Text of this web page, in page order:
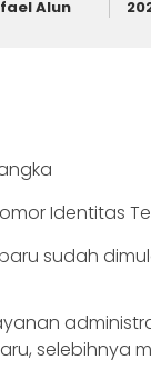
Alun
Identitas
sudah
selebihnya